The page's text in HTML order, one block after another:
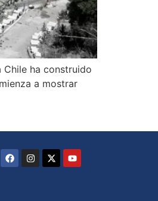
Chile ha construido
a mostrar